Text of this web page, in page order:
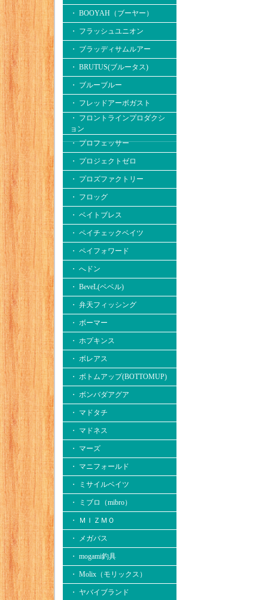
・ BOOYAH（ブーヤー）
・ フラッシュユニオン
・ ブラッディサムルアー
・ BRUTUS(ブルータス)
・ ブルーブルー
・ フレッドアーボガスト
・ フロントラインプロダクシ
ョン
・ プロフェッサー
・ プロジェクトゼロ
・ プロズファクトリー
・ フロッグ
・ ベイトブレス
・ ペイチェックベイツ
・ ペイフォワード
・ へドン
・ BeveL(ベベル)
・ 弁天フィッシング
・ ボーマー
・ ホプキンス
・ ボレアス
・ ボトムアップ(BOTTOMUP)
・ ボンバダアグア
・ マドタチ
・ マドネス
・ マーズ
・ マニフォールド
・ ミサイルベイツ
・ ミブロ（mibro）
・ ＭＩＺＭＯ
・ メガバス
・ mogami釣具
・ Molix（モリックス）
・ ヤバイブランド